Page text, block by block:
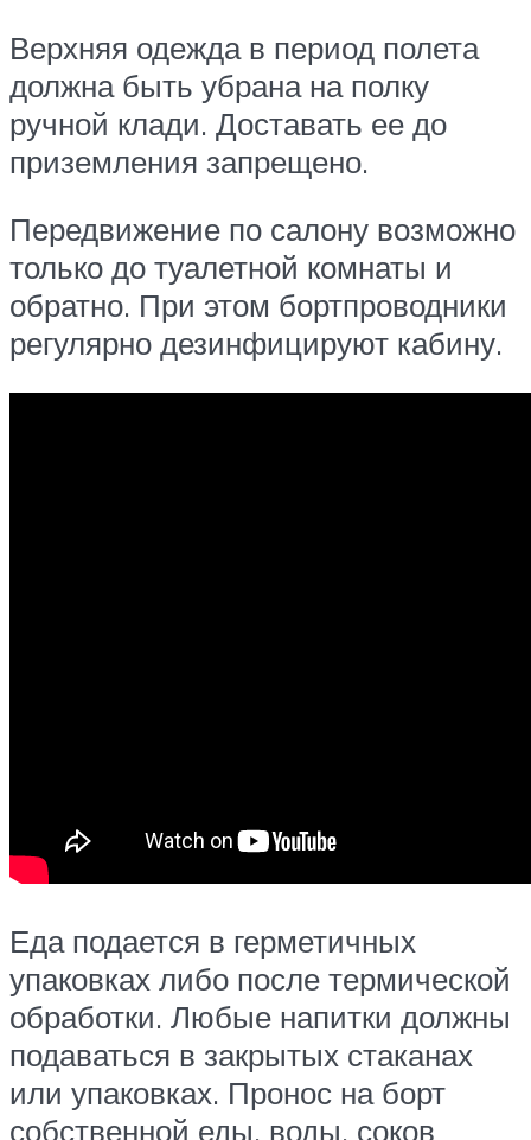
Верхняя одежда в период полета
должна быть убрана на полку
ручной клади. Доставать ее до
приземления запрещено.
Передвижение по салону возможно
только до туалетной комнаты и
обратно. При этом бортпроводники
регулярно дезинфицируют кабину.
Еда подается в герметичных
упаковках либо после термической
обработки. Любые напитки должны
подаваться в закрытых стаканах
или упаковках. Пронос на борт
собственной еды, воды, соков